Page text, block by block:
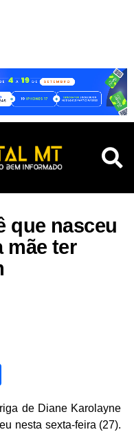
que nasceu
mãe ter
de Diane Karolayne
nesta sexta-feira (27).